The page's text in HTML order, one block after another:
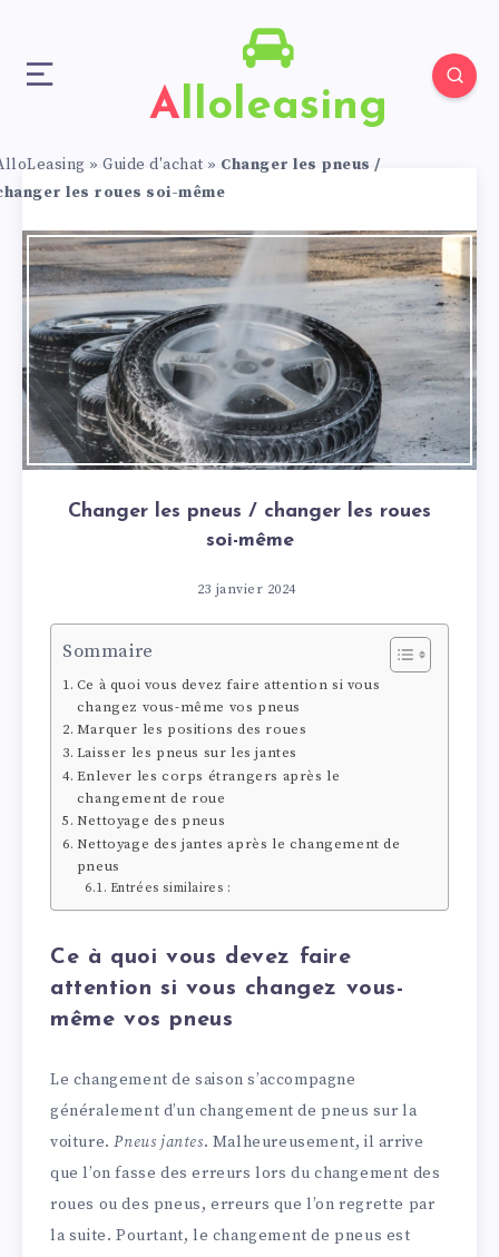
Alloleasing
» Guide d'achat » Changer les pneus /
les roues soi-même
Changer les pneus / changer les roues
soi-même
23 janvier 2024
Sommaire
Ce à quoi vous devez faire attention si vous
changez vous-même vos pneus
Marquer les positions des roues
Laisser les pneus sur les jantes
Enlever les corps étrangers après le
changement de roue
Nettoyage des pneus
Nettoyage des jantes après le changement de
pneus
Entrées similaires :
Ce à quoi vous devez faire
attention si vous changez vous-
même vos pneus
Le changement de saison s’accompagne
généralement d’un changement de pneus sur la
voiture.Pneus jantes. Malheureusement, il arrive
que l’on fasse des erreurs lors du changement des
roues ou des pneus, erreurs que l’on regrette par
la suite. Pourtant, le changement de pneus est